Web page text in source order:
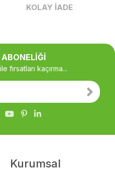
KOLAY İADE
fırsatları kaçırma...
Kurumsal